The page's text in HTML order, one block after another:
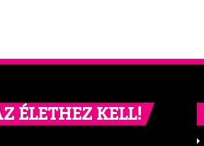
ÉLETHEZ KELL!